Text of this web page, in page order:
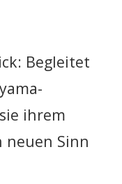
Begleitet
ihrem
neuen Sinn